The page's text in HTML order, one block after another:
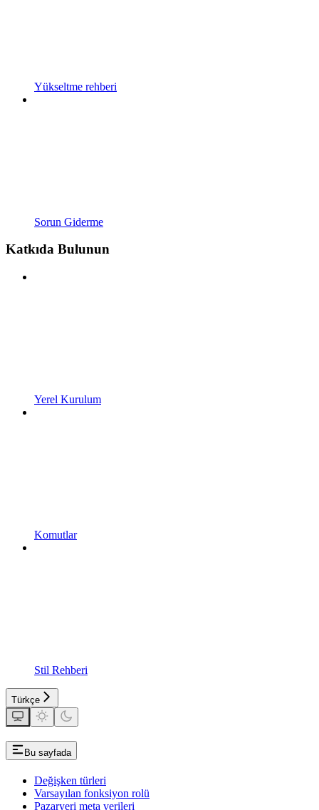
Yükseltme rehberi
Sorun Giderme
Katkıda Bulunun
Yerel Kurulum
Komutlar
Stil Rehberi
Türkçe
Bu sayfada
Değişken türleri
Varsayılan fonksiyon rolü
Pazaryeri meta verileri